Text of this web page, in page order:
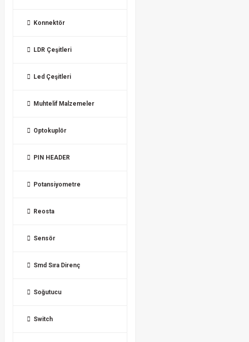
Konnektör
LDR Çeşitleri
Led Çeşitleri
Muhtelif Malzemeler
Optokuplör
PIN HEADER
Potansiyometre
Reosta
Sensör
Smd Sıra Direnç
Soğutucu
Switch